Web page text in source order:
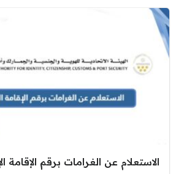
الاستعلام عن الغرامات برقم الإقامة